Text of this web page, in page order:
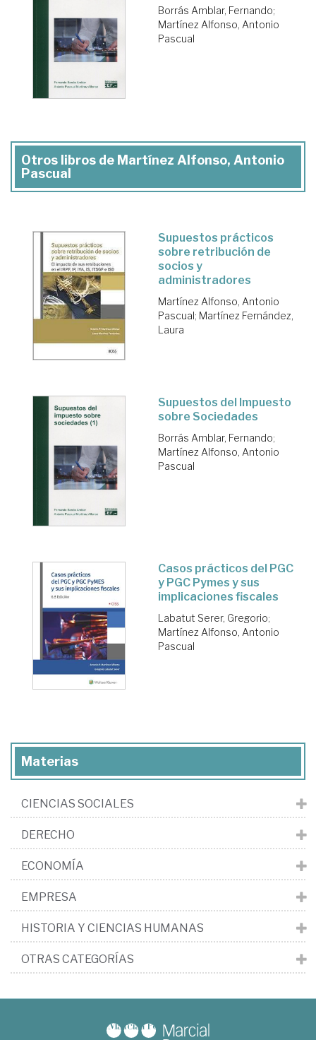
Borrás Amblar, Fernando;
Martínez Alfonso, Antonio
Pascual
Otros libros de Martínez Alfonso, Antonio
Pascual
Supuestos prácticos
sobre retribución de
socios y
administradores
Martínez Alfonso, Antonio
Pascual; Martínez Fernández,
Laura
Supuestos del Impuesto
sobre Sociedades
Borrás Amblar, Fernando;
Martínez Alfonso, Antonio
Pascual
Casos prácticos del PGC
y PGC Pymes y sus
implicaciones fiscales
Labatut Serer, Gregorio;
Martínez Alfonso, Antonio
Pascual
Materias
CIENCIAS SOCIALES
DERECHO
ECONOMÍA
EMPRESA
HISTORIA Y CIENCIAS HUMANAS
OTRAS CATEGORÍAS